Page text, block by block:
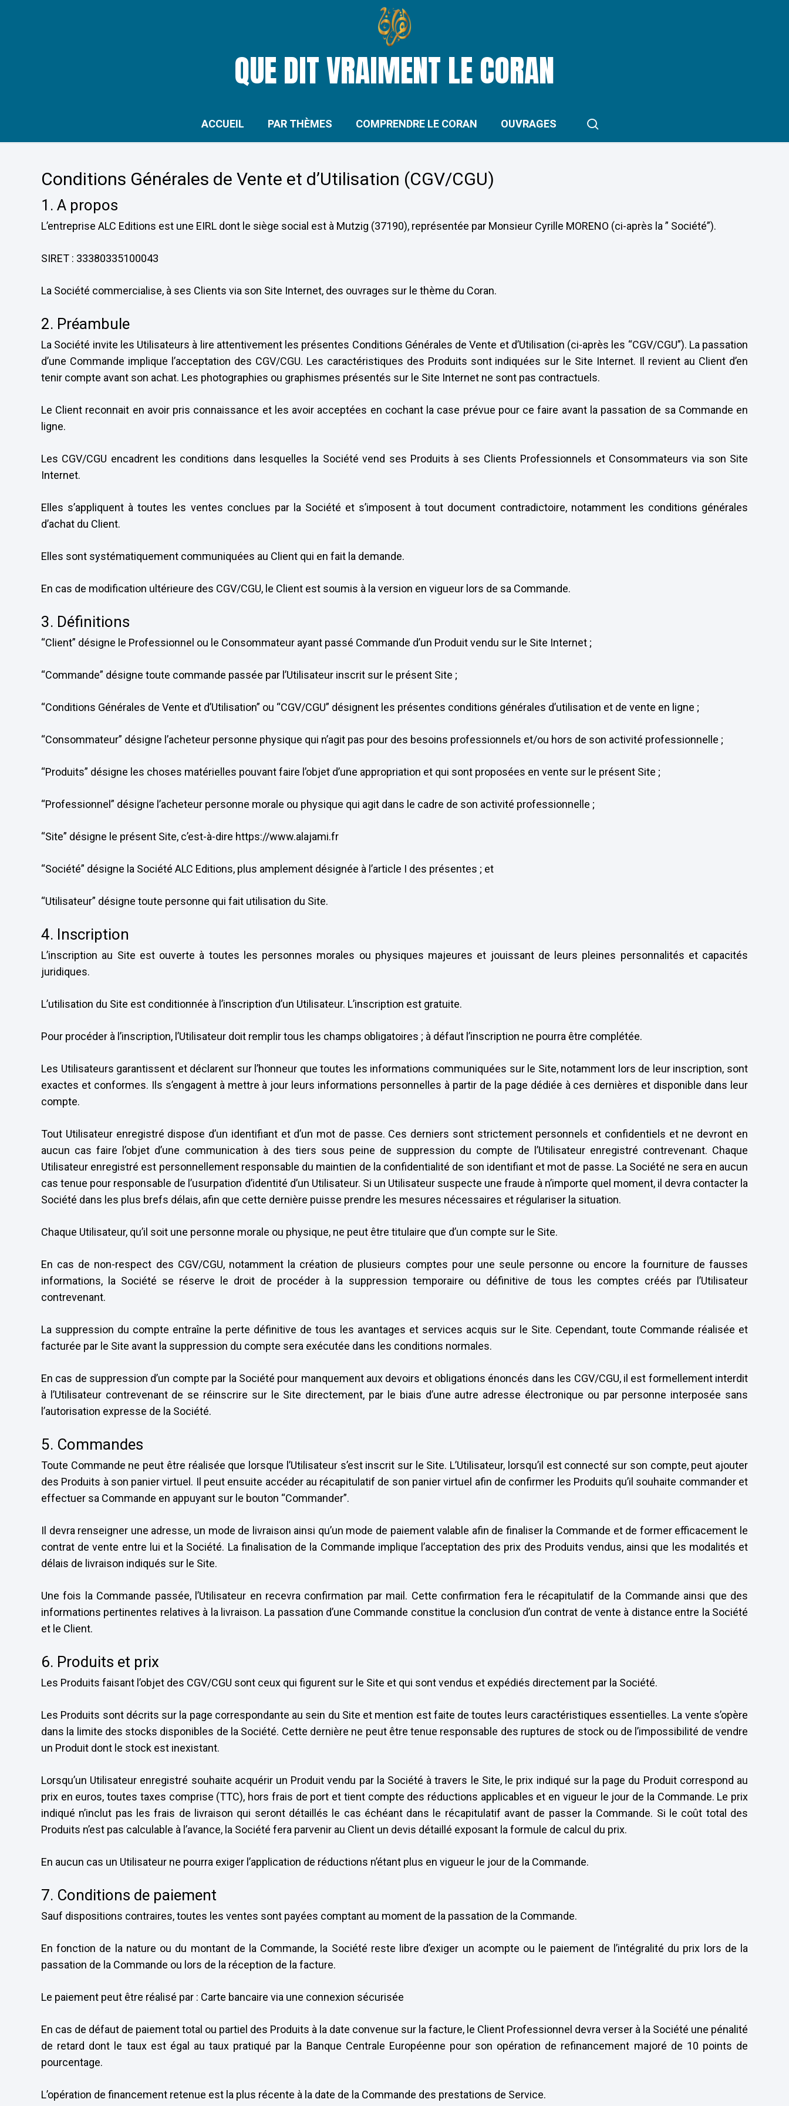
QUE DIT VRAIMENT LE CORAN
ACCUEIL PAR THÈMES COMPRENDRE LE CORAN OUVRAGES
Conditions Générales de Vente et d’Utilisation (CGV/CGU)
1. A propos
L’entreprise ALC Editions est une EIRL dont le siège social est à Mutzig (37190), représentée par Monsieur Cyrille MORENO (ci-après la ” Société”).
SIRET : 33380335100043
La Société commercialise, à ses Clients via son Site Internet, des ouvrages sur le thème du Coran.
2. Préambule
La Société invite les Utilisateurs à lire attentivement les présentes Conditions Générales de Vente et d’Utilisation (ci-après les “CGV/CGU”). La passation
d’une Commande implique l’acceptation des CGV/CGU. Les caractéristiques des Produits sont indiquées sur le Site Internet. Il revient au Client d’en
tenir compte avant son achat. Les photographies ou graphismes présentés sur le Site Internet ne sont pas contractuels.
Le Client reconnait en avoir pris connaissance et les avoir acceptées en cochant la case prévue pour ce faire avant la passation de sa Commande en
ligne.
Les CGV/CGU encadrent les conditions dans lesquelles la Société vend ses Produits à ses Clients Professionnels et Consommateurs via son Site
Internet.
Elles s’appliquent à toutes les ventes conclues par la Société et s’imposent à tout document contradictoire, notamment les conditions générales
d’achat du Client.
Elles sont systématiquement communiquées au Client qui en fait la demande.
En cas de modification ultérieure des CGV/CGU, le Client est soumis à la version en vigueur lors de sa Commande.
3. Définitions
“Client” désigne le Professionnel ou le Consommateur ayant passé Commande d’un Produit vendu sur le Site Internet ;
“Commande” désigne toute commande passée par l’Utilisateur inscrit sur le présent Site ;
“Conditions Générales de Vente et d’Utilisation” ou “CGV/CGU” désignent les présentes conditions générales d’utilisation et de vente en ligne ;
“Consommateur” désigne l’acheteur personne physique qui n’agit pas pour des besoins professionnels et/ou hors de son activité professionnelle ;
“Produits” désigne les choses matérielles pouvant faire l’objet d’une appropriation et qui sont proposées en vente sur le présent Site ;
“Professionnel” désigne l’acheteur personne morale ou physique qui agit dans le cadre de son activité professionnelle ;
“Site” désigne le présent Site, c’est-à-dire https://www.alajami.fr
“Société” désigne la Société ALC Editions, plus amplement désignée à l’article I des présentes ; et
“Utilisateur” désigne toute personne qui fait utilisation du Site.
4. Inscription
L’inscription au Site est ouverte à toutes les personnes morales ou physiques majeures et jouissant de leurs pleines personnalités et capacités
juridiques.
L’utilisation du Site est conditionnée à l’inscription d’un Utilisateur. L’inscription est gratuite.
Pour procéder à l’inscription, l’Utilisateur doit remplir tous les champs obligatoires ; à défaut l’inscription ne pourra être complétée.
Les Utilisateurs garantissent et déclarent sur l’honneur que toutes les informations communiquées sur le Site, notamment lors de leur inscription, sont
exactes et conformes. Ils s’engagent à mettre à jour leurs informations personnelles à partir de la page dédiée à ces dernières et disponible dans leur
compte.
Tout Utilisateur enregistré dispose d’un identifiant et d’un mot de passe. Ces derniers sont strictement personnels et confidentiels et ne devront en
aucun cas faire l’objet d’une communication à des tiers sous peine de suppression du compte de l’Utilisateur enregistré contrevenant. Chaque
Utilisateur enregistré est personnellement responsable du maintien de la confidentialité de son identifiant et mot de passe. La Société ne sera en aucun
cas tenue pour responsable de l’usurpation d’identité d’un Utilisateur. Si un Utilisateur suspecte une fraude à n’importe quel moment, il devra contacter la
Société dans les plus brefs délais, afin que cette dernière puisse prendre les mesures nécessaires et régulariser la situation.
Chaque Utilisateur, qu’il soit une personne morale ou physique, ne peut être titulaire que d’un compte sur le Site.
En cas de non-respect des CGV/CGU, notamment la création de plusieurs comptes pour une seule personne ou encore la fourniture de fausses
informations, la Société se réserve le droit de procéder à la suppression temporaire ou définitive de tous les comptes créés par l’Utilisateur
contrevenant.
La suppression du compte entraîne la perte définitive de tous les avantages et services acquis sur le Site. Cependant, toute Commande réalisée et
facturée par le Site avant la suppression du compte sera exécutée dans les conditions normales.
En cas de suppression d’un compte par la Société pour manquement aux devoirs et obligations énoncés dans les CGV/CGU, il est formellement interdit
à l’Utilisateur contrevenant de se réinscrire sur le Site directement, par le biais d’une autre adresse électronique ou par personne interposée sans
l’autorisation expresse de la Société.
5. Commandes
Toute Commande ne peut être réalisée que lorsque l’Utilisateur s’est inscrit sur le Site. L’Utilisateur, lorsqu’il est connecté sur son compte, peut ajouter
des Produits à son panier virtuel. Il peut ensuite accéder au récapitulatif de son panier virtuel afin de confirmer les Produits qu’il souhaite commander et
effectuer sa Commande en appuyant sur le bouton “Commander”.
Il devra renseigner une adresse, un mode de livraison ainsi qu’un mode de paiement valable afin de finaliser la Commande et de former efficacement le
contrat de vente entre lui et la Société. La finalisation de la Commande implique l’acceptation des prix des Produits vendus, ainsi que les modalités et
délais de livraison indiqués sur le Site.
Une fois la Commande passée, l’Utilisateur en recevra confirmation par mail. Cette confirmation fera le récapitulatif de la Commande ainsi que des
informations pertinentes relatives à la livraison. La passation d’une Commande constitue la conclusion d’un contrat de vente à distance entre la Société
et le Client.
6. Produits et prix
Les Produits faisant l’objet des CGV/CGU sont ceux qui figurent sur le Site et qui sont vendus et expédiés directement par la Société.
Les Produits sont décrits sur la page correspondante au sein du Site et mention est faite de toutes leurs caractéristiques essentielles. La vente s’opère
dans la limite des stocks disponibles de la Société. Cette dernière ne peut être tenue responsable des ruptures de stock ou de l’impossibilité de vendre
un Produit dont le stock est inexistant.
Lorsqu’un Utilisateur enregistré souhaite acquérir un Produit vendu par la Société à travers le Site, le prix indiqué sur la page du Produit correspond au
prix en euros, toutes taxes comprise (TTC), hors frais de port et tient compte des réductions applicables et en vigueur le jour de la Commande. Le prix
indiqué n’inclut pas les frais de livraison qui seront détaillés le cas échéant dans le récapitulatif avant de passer la Commande. Si le coût total des
Produits n’est pas calculable à l’avance, la Société fera parvenir au Client un devis détaillé exposant la formule de calcul du prix.
En aucun cas un Utilisateur ne pourra exiger l’application de réductions n’étant plus en vigueur le jour de la Commande.
7. Conditions de paiement
Sauf dispositions contraires, toutes les ventes sont payées comptant au moment de la passation de la Commande.
En fonction de la nature ou du montant de la Commande, la Société reste libre d’exiger un acompte ou le paiement de l’intégralité du prix lors de la
passation de la Commande ou lors de la réception de la facture.
Le paiement peut être réalisé par : Carte bancaire via une connexion sécurisée
En cas de défaut de paiement total ou partiel des Produits à la date convenue sur la facture, le Client Professionnel devra verser à la Société une pénalité
de retard dont le taux est égal au taux pratiqué par la Banque Centrale Européenne pour son opération de refinancement majoré de 10 points de
pourcentage.
L’opération de financement retenue est la plus récente à la date de la Commande des prestations de Service.